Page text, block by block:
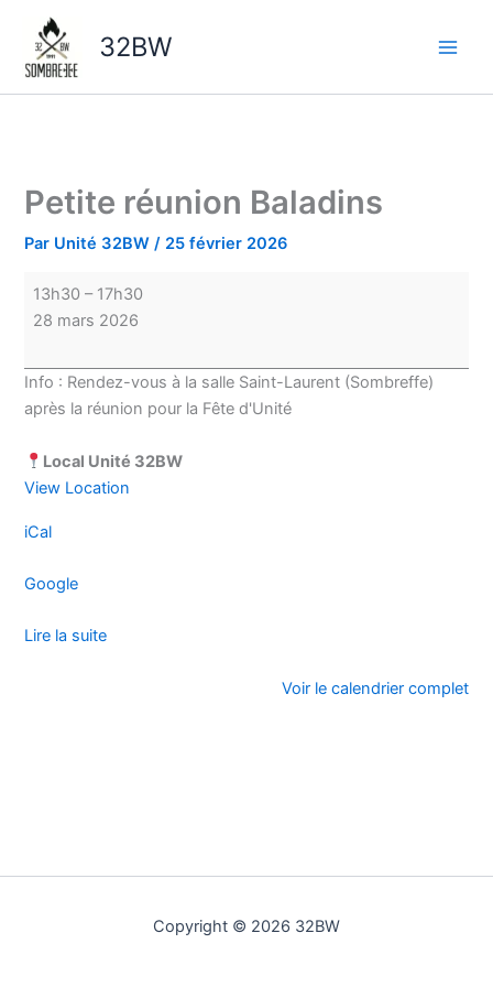
contenu
32BW
Petite réunion Baladins
Par Unité 32BW/ 25 février 2026
Petite
réunion
Baladins
13h30 – 17h30
28 mars 2026
Info : Rendez-vous à la salle Saint-Laurent (Sombreffe)
après la réunion pour la Fête d'Unité
Local Unité 32BW
View Location
iCal
Google
Lire la suite
Voir le calendrier complet
Copyright © 2026 32BW